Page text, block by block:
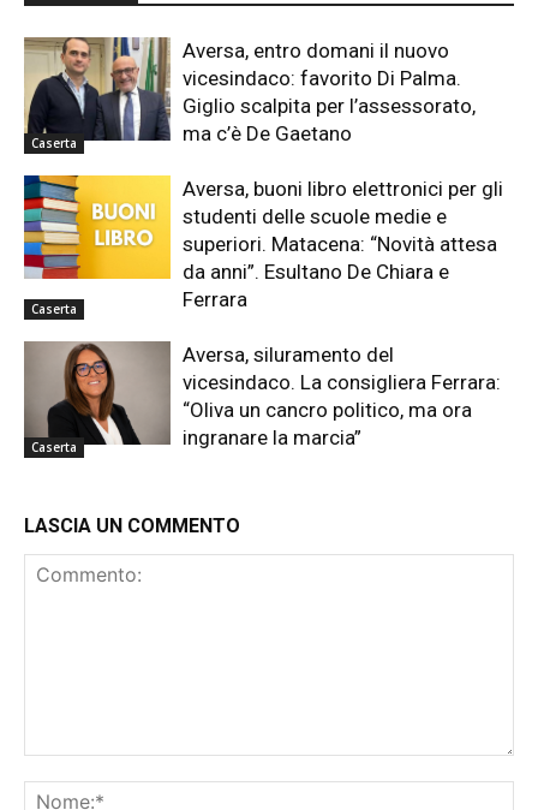
Caserta
Aversa, entro domani il nuovo
vicesindaco: favorito Di Palma.
Giglio scalpita per l’assessorato,
ma c’è De Gaetano
Caserta
Aversa, buoni libro elettronici per gli
studenti delle scuole medie e
superiori. Matacena: “Novità attesa
da anni”. Esultano De Chiara e
Ferrara
Caserta
Aversa, siluramento del
vicesindaco. La consigliera Ferrara:
“Oliva un cancro politico, ma ora
ingranare la marcia”
LASCIA UN COMMENTO